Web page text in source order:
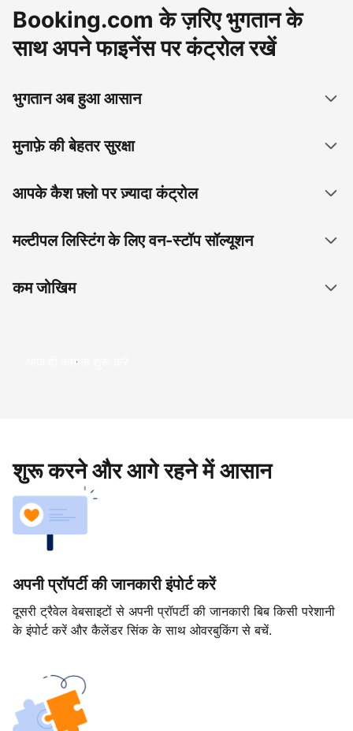
Booking.com के ज़रिए भुगतान के
साथ अपने फाइनेंस पर कंट्रोल रखें
भुगतान अब हुआ आसान
मुनाफ़े की बेहतर सुरक्षा
आपके कैश फ़्लो पर ज़्यादा कंट्रोल
मल्टीपल लिस्टिंग के लिए वन-स्टॉप सॉल्यूशन
कम जोखिम
आज ही कमाना शुरू करें
शुरू करने और आगे रहने में आसान
अपनी प्रॉपर्टी की जानकारी इंपोर्ट करें
दूसरी ट्रैवेल वेबसाइटों से अपनी प्रॉपर्टी की जानकारी बिब किसी परेशानी
के इंपोर्ट करें और कैलेंडर सिंक के साथ ओवरबुकिंग से बचें.